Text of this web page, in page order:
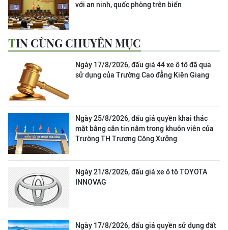
với an ninh, quốc phòng trên biển
TIN CÙNG CHUYÊN MỤC
Ngày 17/8/2026, đấu giá 44 xe ô tô đã qua
sử dụng của Trường Cao đẳng Kiên Giang
Ngày 25/8/2026, đấu giá quyền khai thác
mặt bằng căn tin nằm trong khuôn viên của
Trường TH Trương Công Xưởng
Ngày 21/8/2026, đấu giá xe ô tô TOYOTA
INNOVAG
Ngày 17/8/2026, đấu giá quyền sử dụng đất